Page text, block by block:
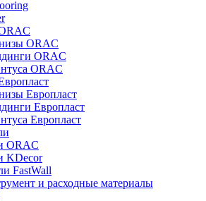
ORAC
ORAC
ORAC
Европласт
Европласт
Европласт
ORAC
KDecor
FastWall
и расходные материалы